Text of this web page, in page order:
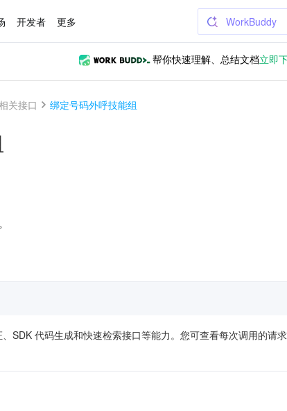
开发者 更多 WorkBuddy
帮你快速理解、总结文档立即
关接口 绑定号码外呼技能组
SDK 代码生成和快速检索接口等能力。您可查看每次调用的请